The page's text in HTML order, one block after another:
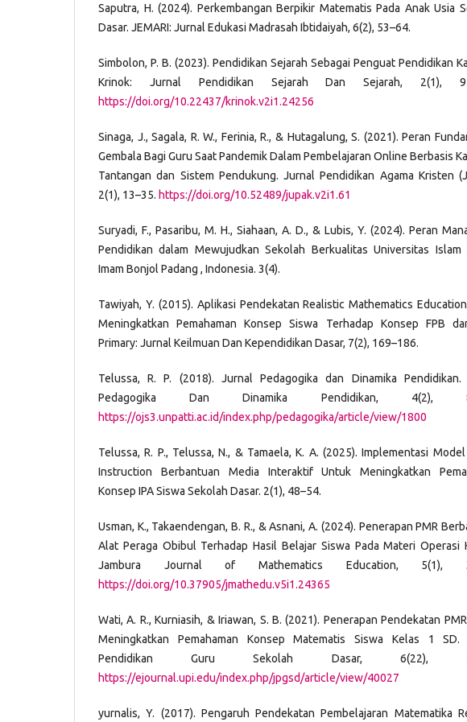
Saputra, H. (2024). Perkembangan Berpikir Matematis Pada Anak Usia
Dasar. JEMARI: Jurnal Edukasi Madrasah Ibtidaiyah, 6(2), 53–64.
Simbolon, P. B. (2023). Pendidikan Sejarah Sebagai Penguat Pendidikan
Krinok: Jurnal Pendidikan Sejarah Dan Sejarah, 2(1),
https://doi.org/10.22437/krinok.v2i1.24256
Sinaga, J., Sagala, R. W., Ferinia, R., & Hutagalung, S. (2021). Peran
Gembala Bagi Guru Saat Pandemik Dalam Pembelajaran Online Berbasis
Tantangan dan Sistem Pendukung. Jurnal Pendidikan Agama Kristen
2(1), 13–35. https://doi.org/10.52489/jupak.v2i1.61
Suryadi, F., Pasaribu, M. H., Siahaan, A. D., & Lubis, Y. (2024). Peran
Pendidikan dalam Mewujudkan Sekolah Berkualitas Universitas Islam
Imam Bonjol Padang , Indonesia. 3(4).
Tawiyah, Y. (2015). Aplikasi Pendekatan Realistic Mathematics
Meningkatkan Pemahaman Konsep Siswa Terhadap Konsep FPB
Primary: Jurnal Keilmuan Dan Kependidikan Dasar, 7(2), 169–186.
Telussa, R. P. (2018). Jurnal Pedagogika dan Dinamika Pendidikan.
Pedagogika Dan Dinamika Pendidikan, 4(2),
https://ojs3.unpatti.ac.id/index.php/pedagogika/article/view/1800
Telussa, R. P., Telussa, N., & Tamaela, K. A. (2025). Implementasi
Instruction Berbantuan Media Interaktif Untuk Meningkatkan
Konsep IPA Siswa Sekolah Dasar. 2(1), 48–54.
Usman, K., Takaendengan, B. R., & Asnani, A. (2024). Penerapan PMR
Alat Peraga Obibul Terhadap Hasil Belajar Siswa Pada Materi Operasi
Jambura Journal of Mathematics Education, 5(1),
https://doi.org/10.37905/jmathedu.v5i1.24365
Wati, A. R., Kurniasih, & Iriawan, S. B. (2021). Penerapan Pendekatan
Meningkatkan Pemahaman Konsep Matematis Siswa Kelas 1 SD.
Pendidikan Guru Sekolah Dasar, 6(22),
https://ejournal.upi.edu/index.php/jpgsd/article/view/40027
yurnalis, Y. (2017). Pengaruh Pendekatan Pembelajaran Matematika